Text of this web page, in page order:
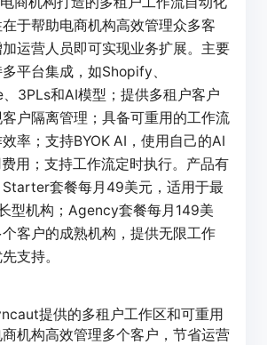
于帮助电商机构高效管理众多客
运营人员即可实现业务扩展。主要
平台集成，如Shopify、
3PLs和AI模型；提供多租户客户
户隔离管理；具备可重用的工作流
率；支持BYOK AI，使用自己的AI
用；支持工作流定时执行。产品有
套餐每月49美元，适用于最
型机构；Agency套餐每月149美
客户的成熟机构，提供无限工作
支持。
提供的多租户工作区和可重用
机构高效管理多个客户，节省运营